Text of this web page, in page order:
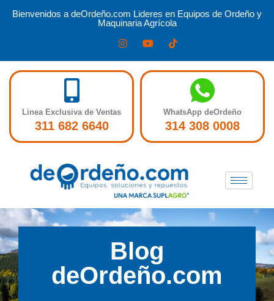
Bienvenidos a deOrdeño.com Lideres en Equipos de Ordeño y
Maquinaria Agrícola
Linea Exclusiva de Ventas
311 682 6640
WhatsApp deOrdeño
314 308 0008
Blog
deOrdeño.com